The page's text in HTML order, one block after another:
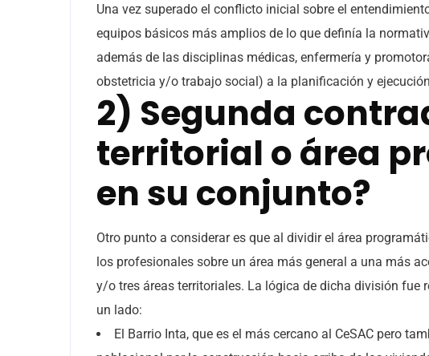
Una vez superado el conflicto inicial sobre el
equipos básicos más amplios de lo que definía la
además de las disciplinas médicas, enfermería y
obstetricia y/o trabajo social) a la planificación y
2) Segunda
territorial o área
en su conjunto?
Otro punto a considerar es que al dividir el área
los profesionales sobre un área más general a una más
y/o tres áreas territoriales. La lógica de dicha división fue
un lado:
El Barrio Inta, que es el más cercano al CeSAC pero